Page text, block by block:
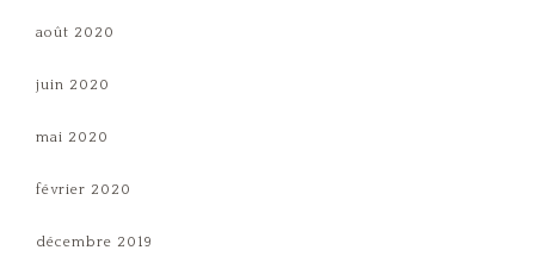
août 2020
juin 2020
mai 2020
février 2020
décembre 2019